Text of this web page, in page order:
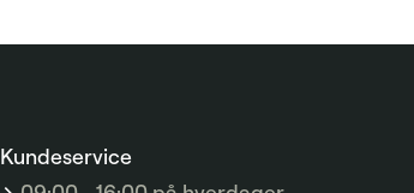
Kundeservice